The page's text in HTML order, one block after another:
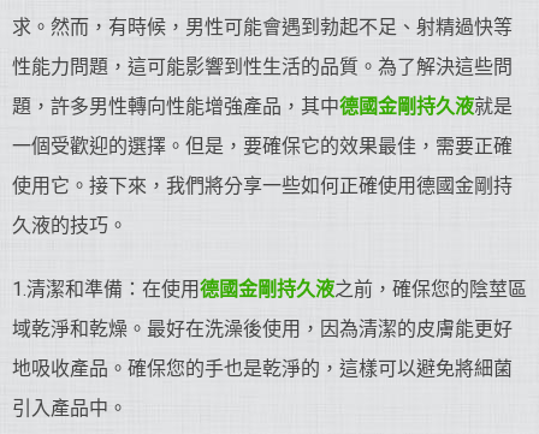
求。然而，有時候，男性可能會遇到勃起不足、射精過快等
性能力問題，這可能影響到性生活的品質。為了解決這些問
題，許多男性轉向性能增強產品，其中德國金剛持久液就是
一個受歡迎的選擇。但是，要確保它的效果最佳，需要正確
使用它。接下來，我們將分享一些如何正確使用德國金剛持
久液的技巧。
1.清潔和準備：在使用德國金剛持久液之前，確保您的陰莖區
域乾淨和乾燥。最好在洗澡後使用，因為清潔的皮膚能更好
地吸收產品。確保您的手也是乾淨的，這樣可以避免將細菌
引入產品中。